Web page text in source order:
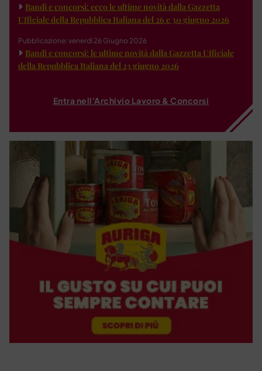
Bandi e concorsi: ecco le ultime novità dalla Gazzetta
Ufficiale della Repubblica Italiana del 26 e 30 giugno 2026
Pubblicazione: venerdì 26 Giugno 2026
Bandi e concorsi: le ultime novità dalla Gazzetta Ufficiale
della Repubblica Italiana del 23 giugno 2026
Entra nell'Archivio Lavoro & Concorsi